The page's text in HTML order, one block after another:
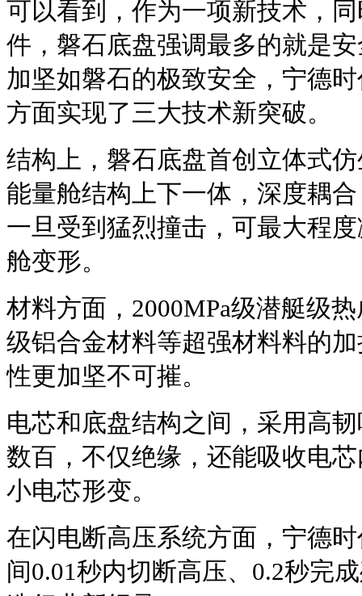
可以看到，作为一项新技术，
件，磐石底盘强调最多的就是
加坚如磐石的极致安全，宁德
方面实现了三大技术新突破。
结构上，磐石底盘首创立体式
能量舱结构上下一体，深度耦
一旦受到猛烈撞击，可最大程
舱变形。
材料方面，2000MPa级潜艇级
级铝合金材料等超强材料料的
性更加坚不可摧。
电芯和底盘结构之间，采用高
数百，不仅绝缘，还能吸收电
小电芯形变。
在闪电断高压系统方面，宁德
间0.01秒内切断高压、0.2秒完